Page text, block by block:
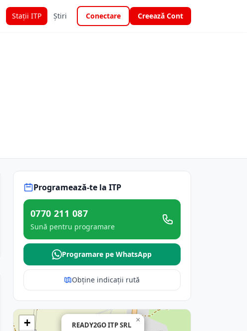
Stații ITP Știri Conectare Creează Cont
Programează-te la ITP
0770 211 087
Sună pentru programare
Programare pe WhatsApp
Obține indicații rută
READY2GO ITP SRL
×
+